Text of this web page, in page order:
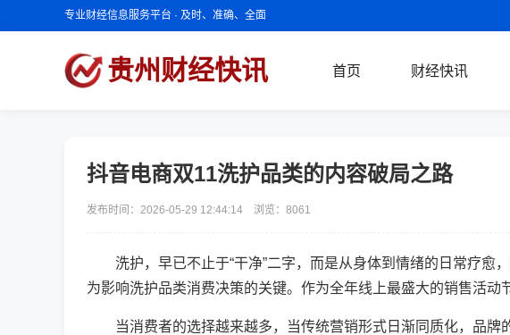
专业财经信息服务平台 · 及时、准确、全面
贵州财经快讯 首页 财经快讯
抖音电商双11洗护品类的内容破局之路
发布时间：2026-05-29 12:44:14 浏览： 8061
洗护，早已不止于“干净”二字，而是从身体到情绪的日常疗愈
为影响洗护品类消费决策的关键。作为全年线上最盛大的销售活动
当消费者的选择越来越多，当传统营销形式日渐同质化，品牌